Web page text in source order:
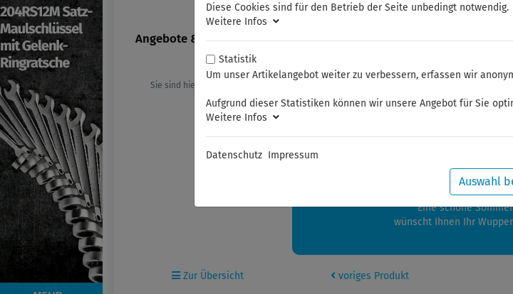
Angebote & Neuheiten FAMAG NWS ELORA FELO
Sie sind hier:
zwischen 28.07.2026 und 21.08.2026
Ihre Bestellungen in diesem Zeitraum
Eine schöne
wünscht Ihnen Ihr
Zur Übersicht voriges Produkt
Diese Cookies sind für den Betrieb der Seite unbedingt notwendig.
Weitere Infos
Statistik
Um unser Artikelangebot weiter zu verbessern, erfassen wir
Aufgrund dieser Statistiken können wir unsere Angebot für Sie
Weitere Infos
Datenschutz Impressum
Auswahl